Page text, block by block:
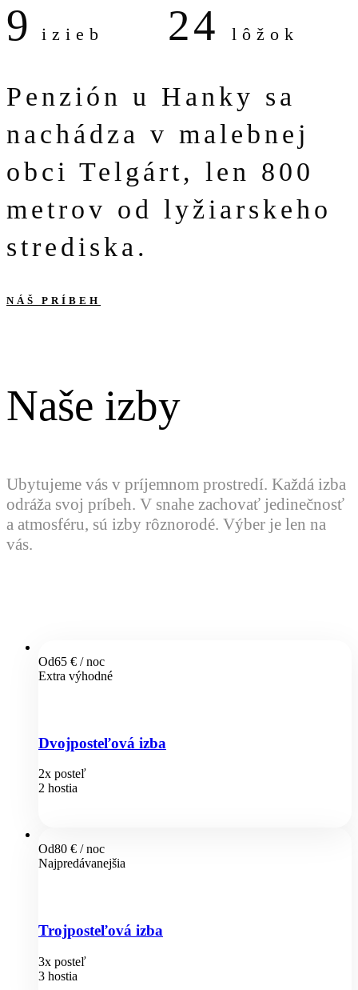
9 izieb 24 lôžok
Penzión u Hanky sa
nachádza v malebnej
obci Telgárt, len 800
metrov od lyžiarskeho
strediska.
NÁŠ PRÍBEH
Naše izby
Ubytujeme vás v príjemnom prostredí. Každá izba
odráža svoj príbeh. V snahe zachovať jedinečnosť
a atmosféru, sú izby rôznorodé. Výber je len na
vás.
Od65 € / noc
Extra výhodné
Dvojposteľová izba
2x posteľ
2 hostia
Od80 € / noc
Najpredávanejšia
Trojposteľová izba
3x posteľ
3 hostia